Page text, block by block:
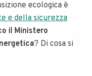
ecologica è
e della sicurezza
il Ministero
? Di cosa si